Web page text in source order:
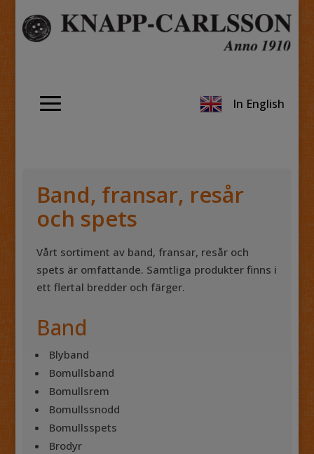
In English
Band, fransar, resår
och spets
Vårt sortiment av band, fransar, resår och
spets är omfattande. Samtliga produkter finns i
ett flertal bredder och färger.
Band
Blyband
Bomullsband
Bomullsrem
Bomullssnodd
Bomullsspets
Brodyr